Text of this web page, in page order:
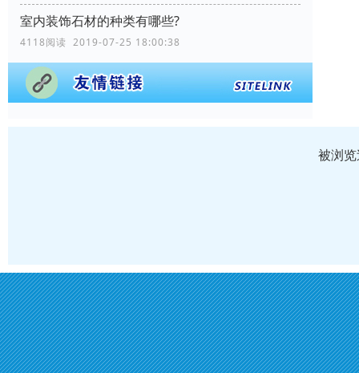
室内装饰石材的种类有哪些?
4118阅读 2019-07-25 18:00:38
被浏